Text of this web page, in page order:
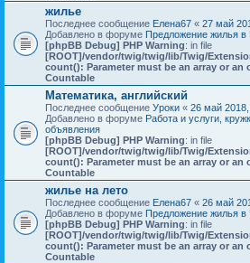
жилье
Последнее сообщение Елена67 « 27 май
Добавлено в форуме Предложение жилья в
[phpBB Debug] PHP Warning: in file
[ROOT]/vendor/twig/twig/lib/Twig/
count(): Parameter must be an array or an
Countable
Математика, английский
Последнее сообщение Уроки « 26 май
Добавлено в форуме Работа и услуги,
объявления
[phpBB Debug] PHP Warning: in file
[ROOT]/vendor/twig/twig/lib/Twig/
count(): Parameter must be an array or an
Countable
жилье на лето
Последнее сообщение Елена67 « 26 май
Добавлено в форуме Предложение жилья в
[phpBB Debug] PHP Warning: in file
[ROOT]/vendor/twig/twig/lib/Twig/
count(): Parameter must be an array or an
Countable